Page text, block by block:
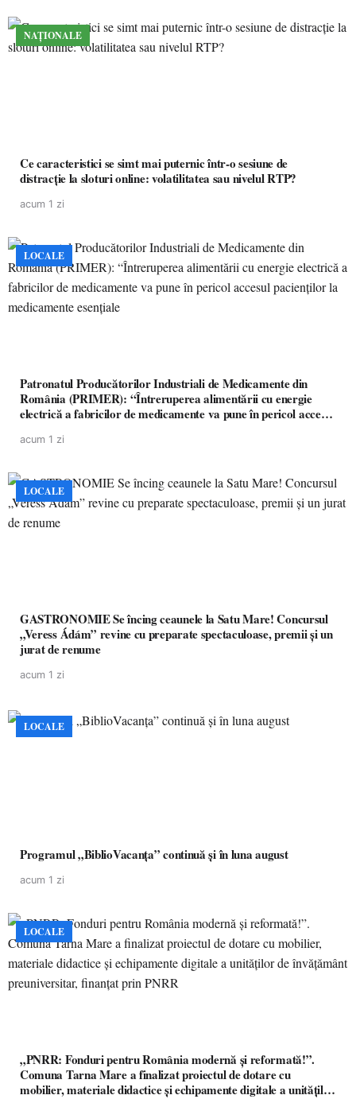
NAȚIONALE
Ce caracteristici se simt mai puternic într-o sesiune de
distracție la sloturi online: volatilitatea sau nivelul RTP?
acum 1 zi
LOCALE
Patronatul Producătorilor Industriali de Medicamente din
România (PRIMER): “Întreruperea alimentării cu energie
electrică a fabricilor de medicamente va pune în pericol accesul
acum 1 zi
LOCALE
GASTRONOMIE Se încing ceaunele la Satu Mare! Concursul
„Veress Ádám” revine cu preparate spectaculoase, premii și un
jurat de renume
acum 1 zi
LOCALE
Programul „BiblioVacanța” continuă și în luna august
acum 1 zi
LOCALE
„PNRR: Fonduri pentru România modernă și reformată!”.
Comuna Tarna Mare a finalizat proiectul de dotare cu
mobilier, materiale didactice și echipamente digitale a unităților